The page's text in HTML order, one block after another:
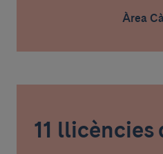
Àrea
11 llicències